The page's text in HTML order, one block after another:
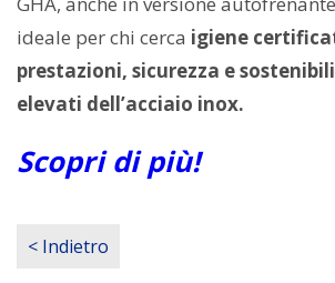
ideale per chi cerca igiene
prestazioni, sicurezza e
elevati dell’acciaio inox.
Scopri di più!
< Indietro